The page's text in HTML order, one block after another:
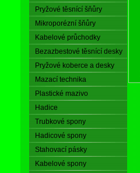
Pryžové těsnící šňůry
Mikroporézní šňůry
Kabelové průchodky
Bezazbestové těsnící desky
Pryžové koberce a desky
Mazací technika
Plastické mazivo
Hadice
Trubkové spony
Hadicové spony
Stahovací pásky
Kabelové spony